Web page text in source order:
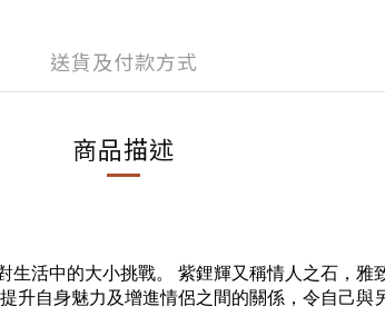
送貨及付款方式
商品描述
活中的大小挑戰。 紫鋰輝又稱情人之石，
自身魅力及增進情侶之間的關係，令自己與